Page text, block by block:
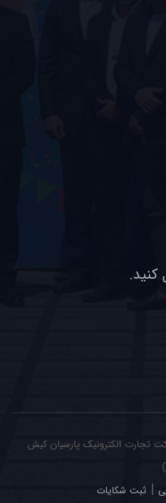
کنید.
تجارت الکترونیک پارسیان کیش
| ثبت شکایات